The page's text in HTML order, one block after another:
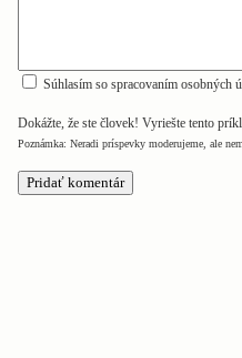
Súhlasím so spracovaním osobných
Dokážte, že ste človek! Vyriešte tento
Poznámka: Neradi príspevky moderujeme, ale